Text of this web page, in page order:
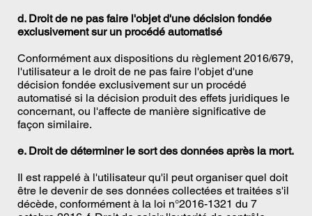
d. Droit de ne pas faire l'objet d'une décision fondée
exclusivement sur un procédé automatisé
Conformément aux dispositions du règlement 2016/679,
l'utilisateur a le droit de ne pas faire l'objet d'une
décision fondée exclusivement sur un procédé
automatisé si la décision produit des effets juridiques le
concernant, ou l'affecte de manière significative de
façon similaire.
e. Droit de déterminer le sort des données après la mort.
Il est rappelé à l'utilisateur qu'il peut organiser quel doit
être le devenir de ses données collectées et traitées s'il
décède, conformément à la loi n°2016-1321 du 7